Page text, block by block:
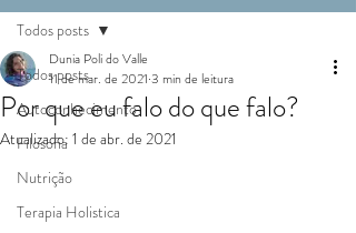
Todos posts
Autoconhecimento
Filosofia
Nutrição
Terapia Holistica
Todos posts
Por que eu falo do que falo?
Dunia Poli do Valle
11 de mar. de 2021 3 min de leitura
Atualizado: 1 de abr. de 2021